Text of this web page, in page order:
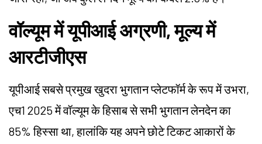
वॉल्यूम में यूपीआई अग्रणी, मूल्य में
आरटीजीएस
यूपीआई सबसे प्रमुख खुदरा भुगतान प्लेटफॉर्म के रूप में उभरा,
एच1 2025 में वॉल्यूम के हिसाब से सभी भुगतान लेनदेन का
85% हिस्सा था, हालांकि यह अपने छोटे टिकट आकारों के